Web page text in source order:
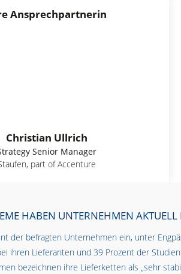
Ansprechpartnerin
Christian Ullrich
Senior Manager
part of Accenture
HABEN UNTERNEHMEN AKTUELL
der befragten Unternehmen ein, unter
ihren Lieferanten und 39 Prozent der
bezeichnen ihre Lieferketten als „sehr